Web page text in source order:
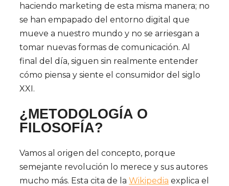
haciendo marketing de esta misma manera; no
se han empapado del entorno digital que
mueve a nuestro mundo y no se arriesgan a
tomar nuevas formas de comunicación. Al
final del día, siguen sin realmente entender
cómo piensa y siente el consumidor del siglo
XXI.
¿METODOLOGÍA O
FILOSOFÍA?
Vamos al origen del concepto, porque
semejante revolución lo merece y sus autores
mucho más. Esta cita de la Wikipedia explica el